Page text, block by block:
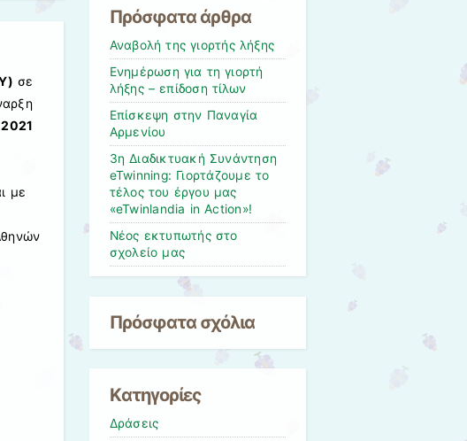
σε
με
Πρόσφατα άρθρα
Αναβολή της γιορτής λήξης
Ενημέρωση για τη γιορτή
λήξης – επίδοση τίλων
Επίσκεψη στην Παναγία
Αρμενίου
3η Διαδικτυακή Συνάντηση
eTwinning: Γιορτάζουμε το
τέλος του έργου μας
«eTwinlandia in Action»!
Νέος εκτυπωτής στο
σχολείο μας
Πρόσφατα σχόλια
Kατηγορίες
Δράσεις